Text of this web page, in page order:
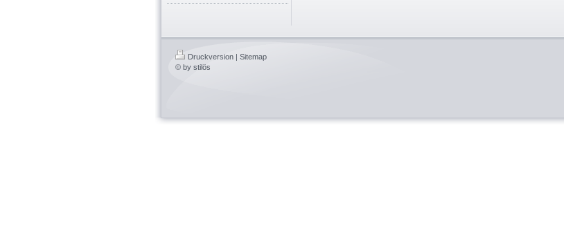
Druckversion | Sitemap
© by stilös